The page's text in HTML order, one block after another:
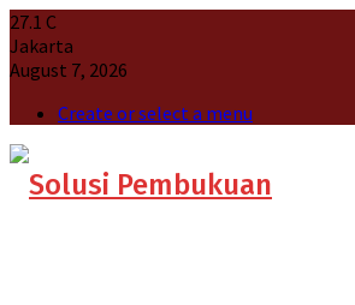
27.1 C
Jakarta
August 7, 2026
Create or select a menu